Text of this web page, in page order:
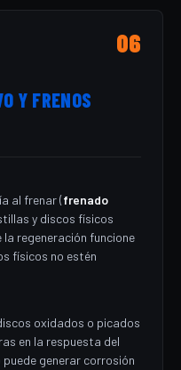
Y FRENOS
06
al frenar (frenado
y discos físicos
la regeneración funcione
físicos no estén
oxidados o picados
en la respuesta del
generar corrosión